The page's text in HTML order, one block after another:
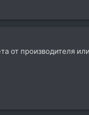
от производителя